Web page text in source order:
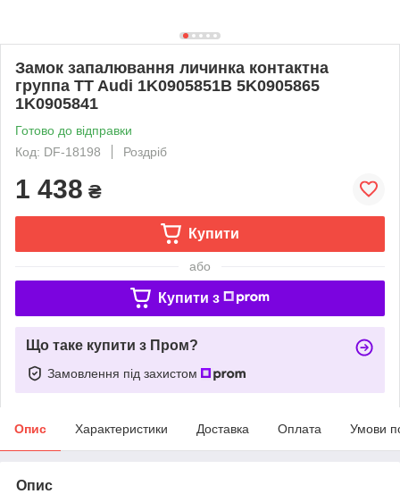
Замок запалювання личинка контактна
группа TT Audi 1K0905851B 5K0905865
1K0905841
Готово до відправки
Код: DF-18198
Роздріб
1 438 ₴
Купити
або
Купити з
Що таке купити з Пром?
Замовлення під захистом
Опис Характеристики Доставка Оплата Умови
Опис